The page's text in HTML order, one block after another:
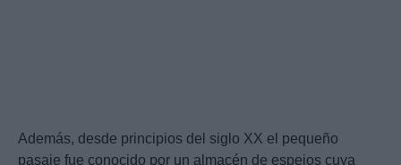
Además, desde principios del siglo XX el pequeño
pasaje fue conocido por un almacén de espejos cuya